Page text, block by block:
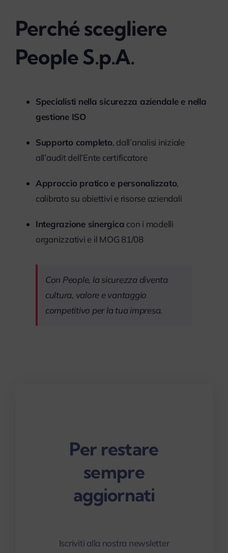
Perché scegliere
People S.p.A.
Specialisti nella sicurezza aziendale e nella
gestione ISO
Supporto completo, dall’analisi iniziale
all’audit dell’Ente certificatore
Approccio pratico e personalizzato,
calibrato su obiettivi e risorse aziendali
Integrazione sinergica con i modelli
organizzativi e il MOG 81/08
Con People, la sicurezza diventa
cultura, valore e vantaggio
competitivo per la tua impresa.
Per restare
sempre
aggiornati
Iscriviti alla nostra newsletter